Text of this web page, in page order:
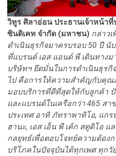
วิทูร ศิลาอ่อน ประธานเจ้าหน้าที่
ซินดิเคท จำกัด (มหาชน) กล่าวเ
ดำเนินธุรกิจมาครบรอบ 50 ปี นั
ที่แบรนด์ เอส แอนด์ พีเดินทางม
บริษัทฯ ยึดมั่นในการดำเนินธุรกิจ
ไปคือการให้ความสำคัญกับคุณ
มอบบริการที่ดีที่สุดให้กับลูกค้า
และแบรนด์ในเครือกว่า 465 สา
ประเทศ อาทิ ภัทราพาทิโอ, แกร
ฮานะ, เอส เอ็น พี เค้ก สตูดิโอ แ
กลยุทธ์เพื่อตอบโจทย์ความต้อง
บริโภคในปัจจุบันได้ทุกเพศ ทุกวัย